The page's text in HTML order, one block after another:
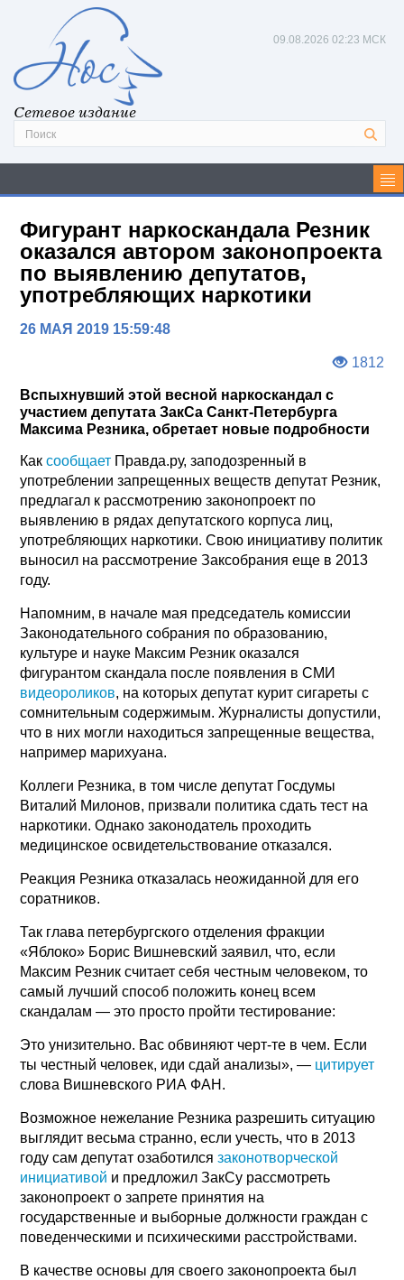
Сетевое издание
09.08.2026 02:23 МСК
Фигурант наркоскандала Резник
оказался автором законопроекта
по выявлению депутатов,
употребляющих наркотики
26 МАЯ 2019 15:59:48
1812
Вспыхнувший этой весной наркоскандал с
участием депутата ЗакСа Санкт-Петербурга
Максима Резника, обретает новые подробности
Каксообщает Правда.ру, заподозренный в
употреблении запрещенных веществ депутат Резник,
предлагал к рассмотрению законопроект по
выявлению в рядах депутатского корпуса лиц,
употребляющих наркотики. Свою инициативу политик
выносил на рассмотрение Заксобрания еще в 2013
году.
Напомним, в начале мая председатель комиссии
Законодательного собрания по образованию,
культуре и науке Максим Резник оказался
фигурантом скандала после появления в СМИ
видеороликов, на которых депутат курит сигареты с
сомнительным содержимым. Журналисты допустили,
что в них могли находиться запрещенные вещества,
например марихуана.
Коллеги Резника, в том числе депутат Госдумы
Виталий Милонов, призвали политика сдать тест на
наркотики. Однако законодатель проходить
медицинское освидетельствование отказался.
Реакция Резника отказалась неожиданной для его
соратников.
Так глава петербургского отделения фракции
«Яблоко» Борис Вишневский заявил, что, если
Максим Резник считает себя честным человеком, то
самый лучший способ положить конец всем
скандалам — это просто пройти тестирование:
Это унизительно. Вас обвиняют черт-те в чем. Если
ты честный человек, иди сдай анализы», — цитирует
слова Вишневского РИА ФАН.
Возможное нежелание Резника разрешить ситуацию
выглядит весьма странно, если учесть, что в 2013
году сам депутат озаботилсязаконотворческой
инициативой и предложил ЗакСу рассмотреть
законопроект о запрете принятия на
государственные и выборные должности граждан с
поведенческими и психическими расстройствами.
В качестве основы для своего законопроекта был